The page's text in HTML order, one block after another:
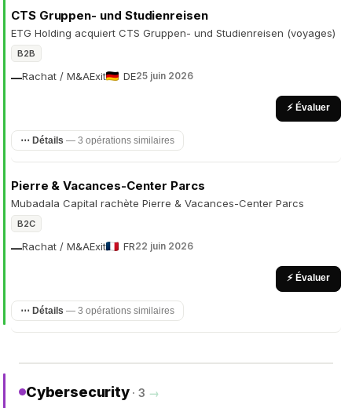
CTS Gruppen- und Studienreisen
ETG Holding acquiert CTS Gruppen- und Studienreisen (voyages)
B2B
Rachat / M&A
— Exit DE25 juin 2026
⚡ Évaluer
⋯ Détails — 3 opérations similaires
Pierre & Vacances-Center Parcs
Mubadala Capital rachète Pierre & Vacances-Center Parcs
B2C
Rachat / M&A
— Exit FR22 juin 2026
⚡ Évaluer
⋯ Détails — 3 opérations similaires
Cybersecurity · 3 →